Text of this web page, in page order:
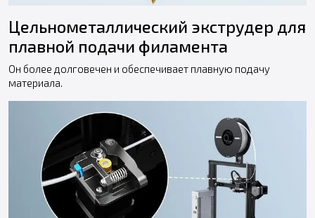
Цельнометаллический экструдер для
плавной подачи филамента
Он более долговечен и обеспечивает плавную подачу
материала.